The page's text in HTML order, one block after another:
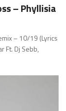
– Phyllisia
– 10/19 (Lyrics
Ft. Dj Sebb,